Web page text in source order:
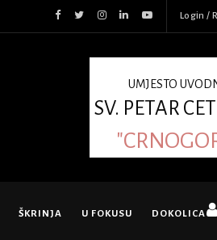
Login /
UMJESTO
SV. PETAR
ŠKRINJA U FOKUSU DOKOLICA